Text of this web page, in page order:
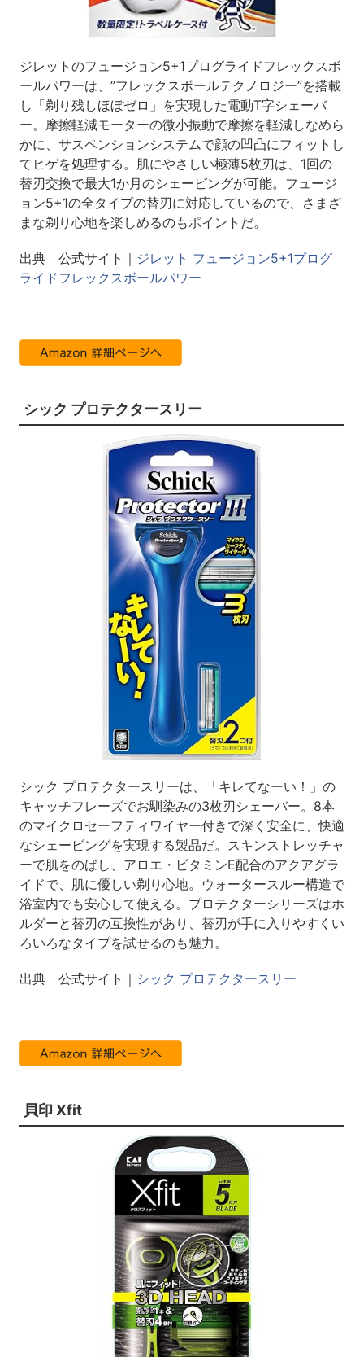
ジレットのフュージョン5+1プログライドフレックスボ
ールパワーは、”フレックスボールテクノロジー”を搭載
し「剃り残しほぼゼロ」を実現した電動T字シェーバ
ー。摩擦軽減モーターの微小振動で摩擦を軽減しなめら
かに、サスペンションシステムで顔の凹凸にフィットし
てヒゲを処理する。肌にやさしい極薄5枚刃は、1回の
替刃交換で最大1か月のシェービングが可能。フュージ
ョン5+1の全タイプの替刃に対応しているので、さまざ
まな剃り心地を楽しめるのもポイントだ。
出典 公式サイト｜ ジレット フュージョン5+1プログ
ライドフレックスボールパワー
シック プロテクタースリー
シック プロテクタースリーは、「キレてなーい！」の
キャッチフレーズでお馴染みの3枚刃シェーバー。8本
のマイクロセーフティワイヤー付きで深く安全に、快適
なシェービングを実現する製品だ。スキンストレッチャ
ーで肌をのばし、アロエ・ビタミンE配合のアクアグラ
イドで、肌に優しい剃り心地。ウォータースルー構造で
浴室内でも安心して使える。プロテクターシリーズはホ
ルダーと替刃の互換性があり、替刃が手に入りやすくい
ろいろなタイプを試せるのも魅力。
出典 公式サイト｜ シック プロテクタースリー
貝印 Xfit